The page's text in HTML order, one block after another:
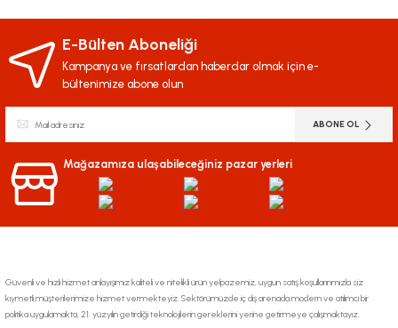
E-Bülten Aboneliği
Kampanya ve fırsatlardan haberdar olmak için e-
bültenimize abone olun
ABONE OL
Mağazamıza ulaşabileceğiniz pazar yerleri
Güvenli ve hızlı hizmet anlayışımız kaliteli ve nitelikli ürün yelpazemiz, uygun satış koşullarınmızla siz
kıymetli müşterilerimize hizmet vermekteyiz. Sektörümüzde iç dış arenada modern ve atılımcı bir
politika uygulamakta, 21. yüzyılın getirdiği teknolojilerin gereklerini yerine getirmeye çalışmaktayız.